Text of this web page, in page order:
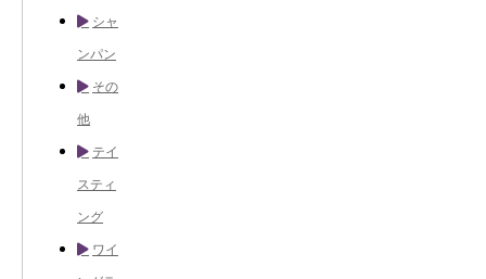
シャ
ンパン
その
他
テイ
スティ
ング
ワイ